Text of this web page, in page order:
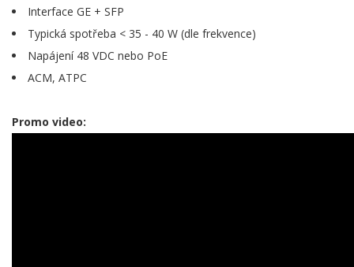
Interface GE + SFP
Typická spotřeba < 35 - 40 W (dle frekvence)
Napájení 48 VDC nebo PoE
ACM, ATPC
Promo video: